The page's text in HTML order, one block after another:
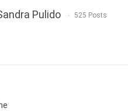
Pulido 525 Posts